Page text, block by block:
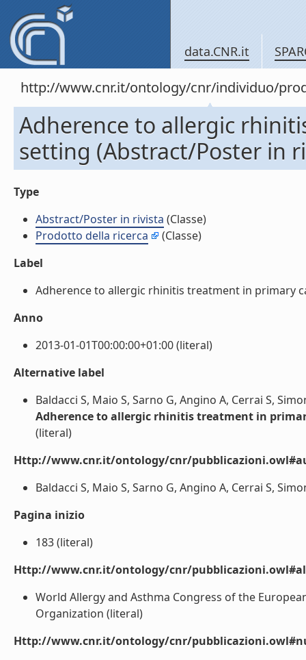
data.CNR.it
http://www.cnr.it/ontology/cnr/individuo/
Adherence to allergic
setting (Abstract/Poster in
Type
Abstract/Poster in rivista (Classe)
Prodotto della ricerca
(Classe)
Label
Adherence to allergic rhinitis treatment in primary
Anno
2013-01-01T00:00:00+01:00 (literal)
Alternative label
Baldacci S, Maio S, Sarno G, Angino A, Cerrai S,
Adherence to allergic rhinitis treatment in
(literal)
Http://www.cnr.it/ontology/cnr/
Baldacci S, Maio S, Sarno G, Angino A, Cerrai S,
Pagina inizio
183 (literal)
Http://www.cnr.it/ontology/cnr/
World Allergy and Asthma Congress of the
Organization (literal)
Http://www.cnr.it/ontology/cnr/